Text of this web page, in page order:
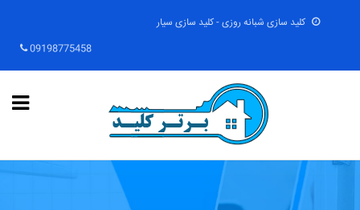
کلید سازی شبانه روزی - کلید سازی سیار
09198775458